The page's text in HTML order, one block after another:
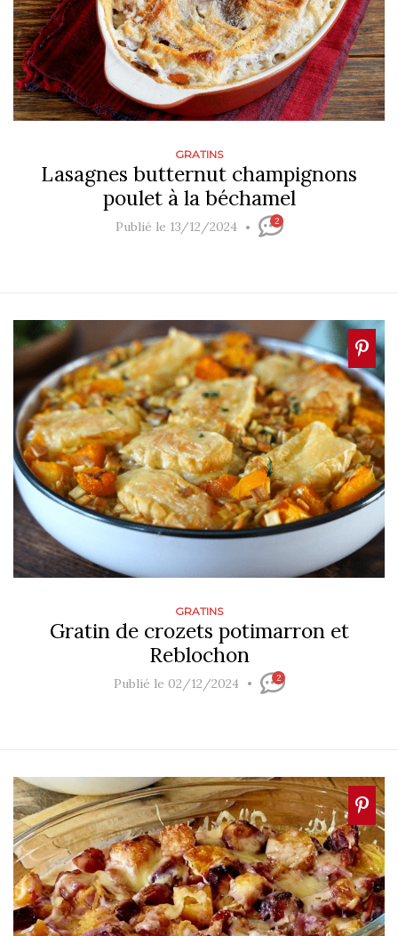
GRATINS
Lasagnes butternut champignons
poulet à la béchamel
Publié le 13/12/2024 2
GRATINS
Gratin de crozets potimarron et
Reblochon
Publié le 02/12/2024 2